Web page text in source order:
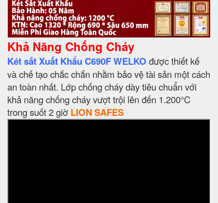
Khả Năng Chống Cháy
Két sắt Xuất Khẩu C690F WELKO được thiết kế
và chế tạo chắc chắn nhằm bảo vệ tài sản một cách
an toàn nhất. Lớp chống cháy dày tiêu chuẩn với
khả năng chống cháy vượt trội lên đến 1.200°C
trong suốt 2 giờ LION SAFES